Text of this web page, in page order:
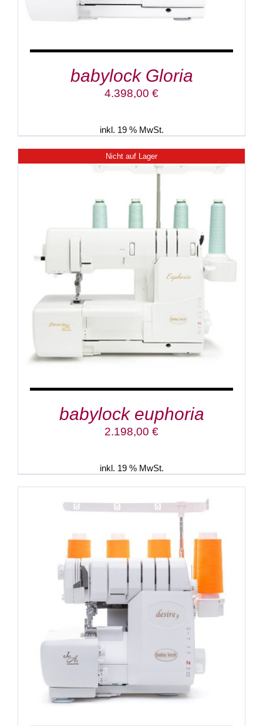
babylock Gloria
4.398,00 €
inkl. 19 % MwSt.
Nicht auf Lager
DETAILS
babylock euphoria
2.198,00 €
inkl. 19 % MwSt.
IN DEN WARENKORB DETAILS